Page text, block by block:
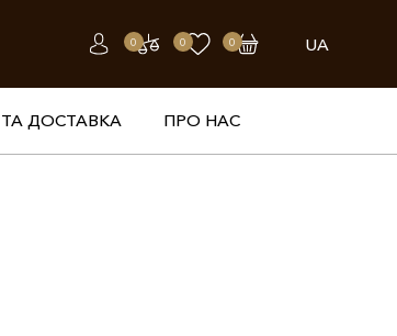
0 0 0 UA
ДОСТАВКА ПРО НАС